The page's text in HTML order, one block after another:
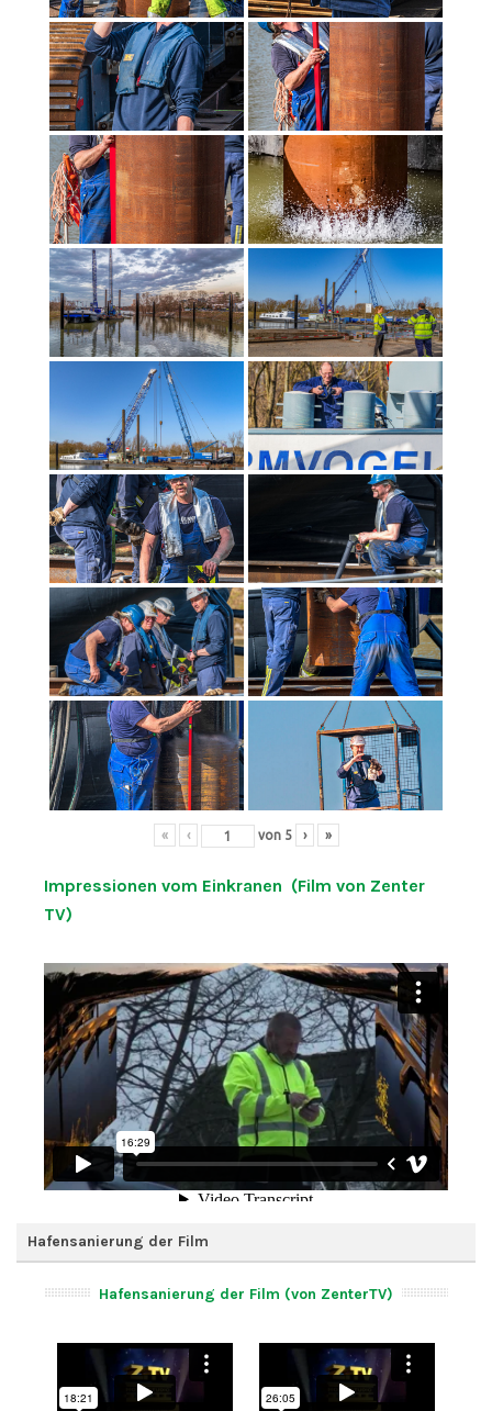
« ‹ von 5 › »
Impressionen vom Einkranen (Film von Zenter
TV)
Hafensanierung der Film
Hafensanierung der Film (von ZenterTV)